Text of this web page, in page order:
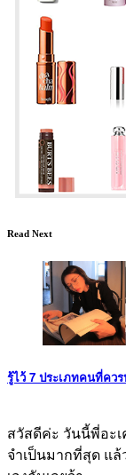
Read Next
รู้ไว้ 7 ประเภทคนที่คว
สวัสดีค่ะ วันนี้พี่อะ
จำเป็นมากที่สุด แล้